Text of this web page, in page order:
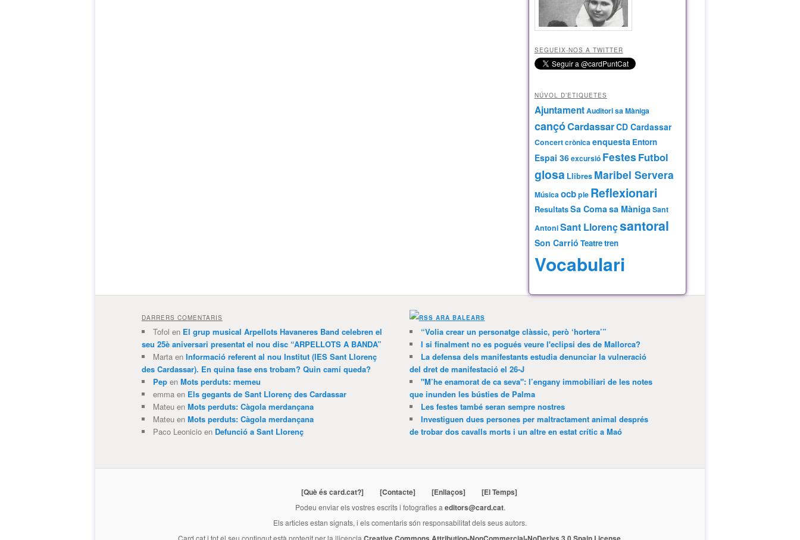
SEGUEIX-NOS A TWITTER
NÚVOL D’ETIQUETES
AjuntamentAuditori sa Màniga
cançóCardassarCD Cardassar
Concertcrònicaenquesta Entorn
Espai 36excursió Festes Futbol
glosa Llibres Maribel Servera
Músicaocbple Reflexionari
ResultatsSa Comasa MànigaSant
AntoniSant Llorençsantoral
Son Carrió Teatretren
Vocabulari
DARRERS COMENTARIS
Tofol en El grup musical Arpellots Havaneres Band celebren el
seu 25è aniversari presentat el nou disc “ARPELLOTS A BANDA”
Martaen Informació referent al nou Institut (IES Sant Llorenç
des Cardassar). En quina fase ens trobam? Quin camí queda?
Pepen Mots perduts: memeu
emmaen Els gegants de Sant Llorenç des Cardassar
Mateuen Mots perduts: Càgola merdançana
Mateuen Mots perduts: Càgola merdançana
Paco Leonicioen Defunció a Sant Llorenç
ARA BALEARS
“Volia crear un personatge clàssic, però ‘hortera’”
I si finalment no es pogués veure l'eclipsi des de Mallorca?
La defensa dels manifestants estudia denunciar la vulneració
del dret de manifestació el 26-J
"M’he enamorat de ca seva": l’engany immobiliari de les notes
que inunden les bústies de Palma
Les festes també seran sempre nostres
Investiguen dues persones per maltractament animal després
de trobar dos cavalls morts i un altre en estat crític a Maó
[Què és card.cat?] [Contacte] [Enllaços] [El Temps]
Podeu enviar els vostres escrits i fotografies a editors@card.cat.
Els articles estan signats, i els comentaris són responsabilitat dels seus autors.